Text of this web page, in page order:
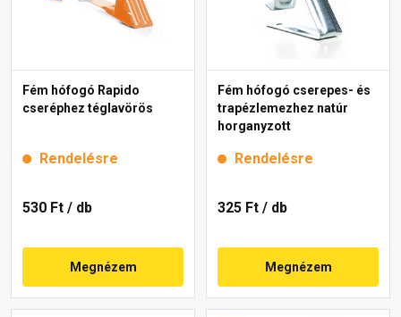
Fém hófogó Rapido
cseréphez téglavörös
Rendelésre
530 Ft / db
Megnézem
Fém hófogó cserepes- és
trapézlemezhez natúr
horganyzott
Rendelésre
325 Ft / db
Megnézem